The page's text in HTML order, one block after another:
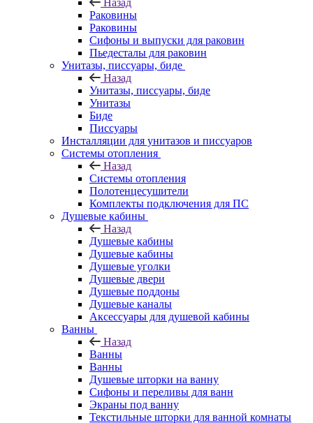
Назад
Раковины
Раковины
Сифоны и выпуски для раковин
Пьедесталы для раковин
Унитазы, писсуары, биде
Назад
Унитазы, писсуары, биде
Унитазы
Биде
Писсуары
Инсталляции для унитазов и писсуаров
Системы отопления
Назад
Системы отопления
Полотенцесушители
Комплекты подключения для ПС
Душевые кабины
Назад
Душевые кабины
Душевые кабины
Душевые уголки
Душевые двери
Душевые поддоны
Душевые каналы
Аксессуары для душевой кабины
Ванны
Назад
Ванны
Ванны
Душевые шторки на ванну
Сифоны и переливы для ванн
Экраны под ванну
Текстильные шторки для ванной комнаты